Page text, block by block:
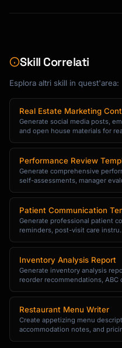
Skill Correlati
Esplora altri skill in quest'area:
Real Estate Marketing
Generate social media posts,
and open house materials for
Performance Review
Generate comprehensive
self-assessments, manager
Patient Communication
Generate professional patient
reminders, post-visit care
Inventory Analysis Report
Generate inventory analysis
reorder recommendations, ABC
Restaurant Menu Writer
Create appetizing menu
accommodation notes, and